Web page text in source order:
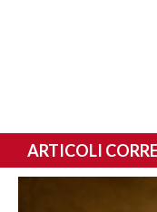
ARTICOLI